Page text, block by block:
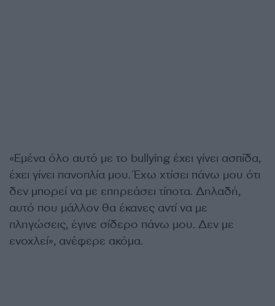
«Εμένα όλο αυτό με το bullying έχει γίνει ασπίδα,
έχει γίνει πανοπλία μου. Έχω χτίσει πάνω μου ότι
δεν μπορεί να με επηρεάσει τίποτα. Δηλαδή,
αυτό που μάλλον θα έκανες αντί να με
πληγώσεις, έγινε σίδερο πάνω μου. Δεν με
ενοχλεί», ανέφερε ακόμα.